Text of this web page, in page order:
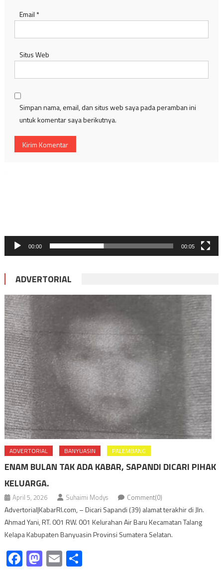
Email *
Situs Web
Simpan nama, email, dan situs web saya pada peramban ini
untuk komentar saya berikutnya.
00:00 00:05
ADVERTORIAL
ADVERTORIAL BANYUASIN PALEMBANG
ENAM BULAN TAK ADA KABAR, SAPANDI DICARI PIHAK
KELUARGA.
April 5, 2026 Suhaimi Modys Comment(0)
Advertorial|KabarRI.com, – Dicari Sapandi (39) alamat terakhir di Jln.
Ahmad Yani, RT. 001 RW. 001 Kelurahan Air Baru Kecamatan Talang
Kelapa Kabupaten Banyuasin Provinsi Sumatera Selatan.
Facebook
Mastodon
EmailShare